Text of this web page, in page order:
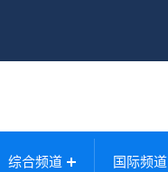
综合频道 国际频道